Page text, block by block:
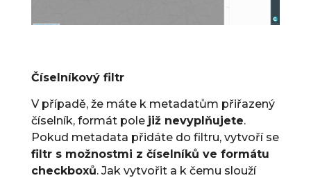
Číselníkový filtr
V případě, že máte k metadatům přiřazený
číselník, formát pole již nevyplňujete.
Pokud metadata přidáte do filtru, vytvoří se
filtr s možnostmi z číselníků ve formátu
checkboxů. Jak vytvořit a k čemu slouží